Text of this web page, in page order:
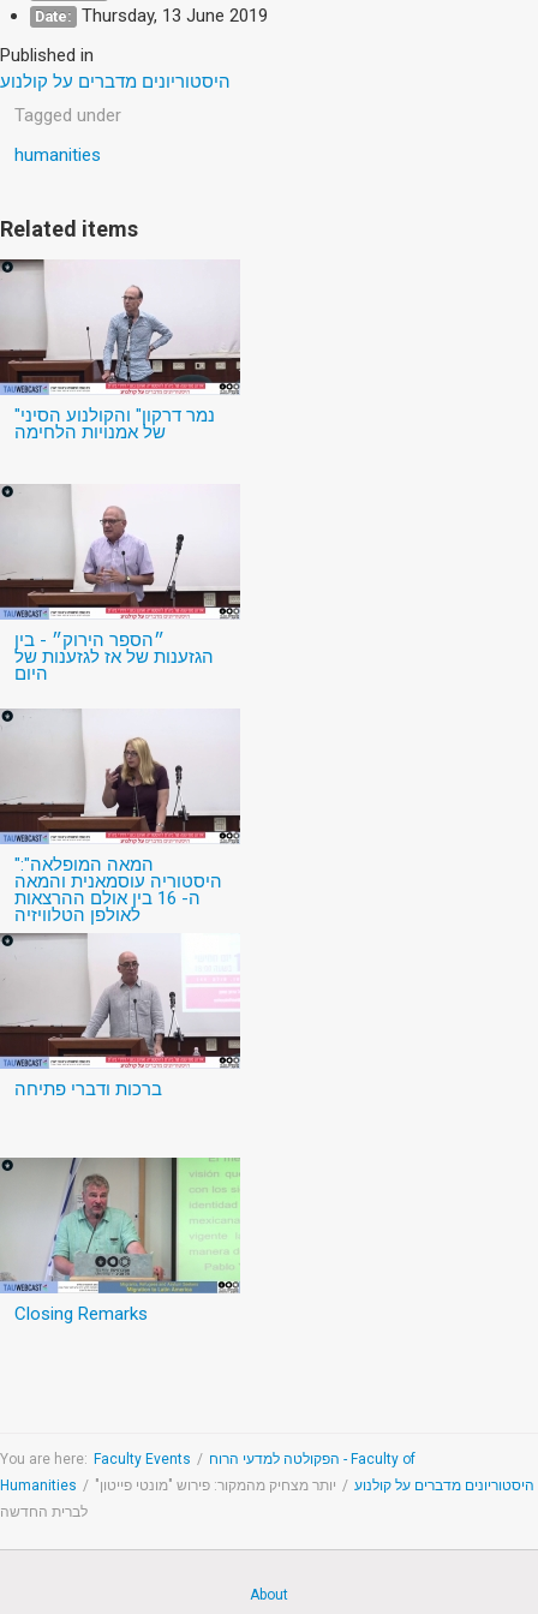
Date: Thursday, 13 June 2019
Published in
היסטוריונים מדברים על קולנוע
Tagged under
humanities
Related items
"נמר דרקון" והקולנוע הסיני
של אמנויות הלחימה
״הספר הירוק״ - בין
הגזענות של אז לגזענות של
היום
"המאה המופלאה":
היסטוריה עוסמאנית והמאה
ה- 16 בין אולם ההרצאות
לאולפן הטלוויזיה
ברכות ודברי פתיחה
Closing Remarks
You are here: Faculty Events / הפקולטה למדעי הרוח - Faculty of
Humanities / היסטוריונים מדברים על קולנוע / יותר מצחיק מהמקור: פירוש "מונטי פייטון"
לברית החדשה
About